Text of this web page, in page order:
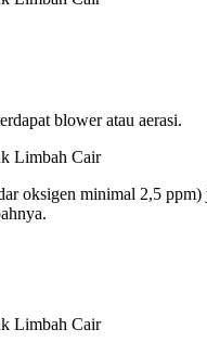
blower atau aerasi.
oksigen minimal 2,5